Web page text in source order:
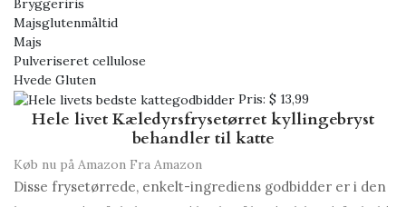
Bryggeriris
Majsglutenmåltid
Majs
Pulveriseret cellulose
Hvede Gluten
Pris: $ 13,99
Hele livet Kæledyrsfrysetørret kyllingebryst
behandler til katte
Køb nu på Amazon Fra Amazon
Disse frysetørrede, enkelt-ingrediens godbidder er i den